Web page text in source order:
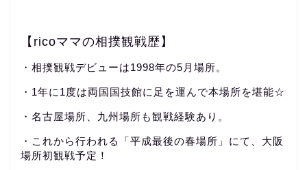
【ricoママの相撲観戦歴】
・相撲観戦デビューは1998年の5月場所。
・1年に1度は両国国技館に足を運んで本場所を堪能☆
・名古屋場所、九州場所も観戦経験あり。
・これから行われる「平成最後の春場所」にて、大阪
場所初観戦予定！